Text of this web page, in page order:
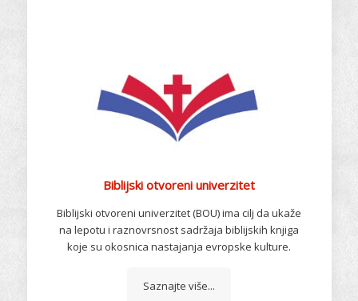
Biblijski otvoreni univerzitet
Biblijski otvoreni univerzitet (BOU) ima cilj da ukaže
na lepotu i raznovrsnost sadržaja biblijskih knjiga
koje su okosnica nastajanja evropske kulture.
Saznajte više...